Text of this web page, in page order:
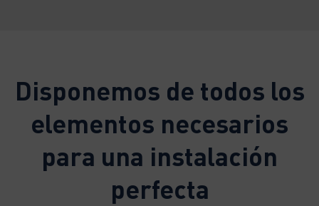
Disponemos de todos los
elementos necesarios
para una instalación
perfecta